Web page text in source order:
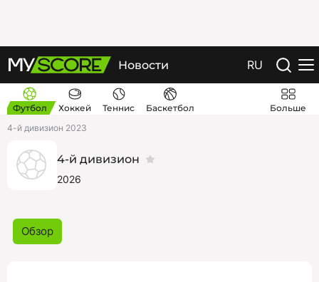
Новости RU
Футбол Хоккей Теннис Баскетбол
Больше
4-й дивизион 2023
4-й дивизион
2026
Обзор